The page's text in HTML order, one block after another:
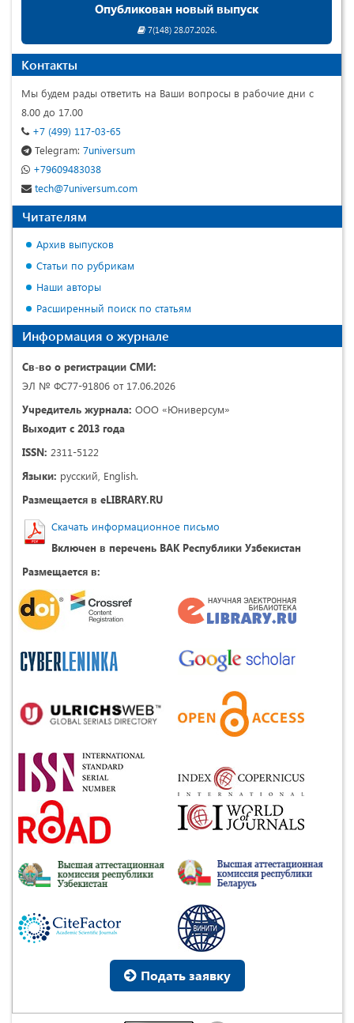
Опубликован новый выпуск
7(148) 28.07.2026.
Контакты
Мы будем рады ответить на Ваши вопросы в рабочие дни с
8.00 до 17.00
+7 (499) 117-03-65
Telegram: 7universum
+79609483038
tech@7universum.com
Читателям
Архив выпусков
Статьи по рубрикам
Наши авторы
Расширенный поиск по статьям
Информация о журнале
Св-во о регистрации СМИ:
ЭЛ № ФС77-91806 от 17.06.2026
Учредитель журнала: ООО «Юниверсум»
Выходит с 2013 года
ISSN: 2311-5122
Языки: русский, English.
Размещается в eLIBRARY.RU
Скачать информационное письмо
Включен в перечень ВАК Республики Узбекистан
Размещается в:
Подать заявку